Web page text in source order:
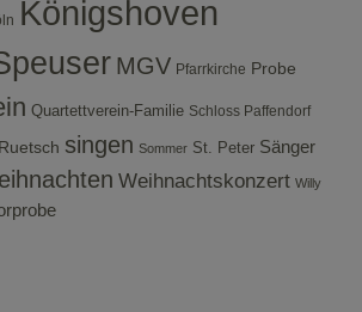
Königshoven
MGV Pfarrkirche Probe
Quartettverein-Familie Schloss Paffendorf
singen Sommer St. Peter Sänger
Weihnachtskonzert Willy